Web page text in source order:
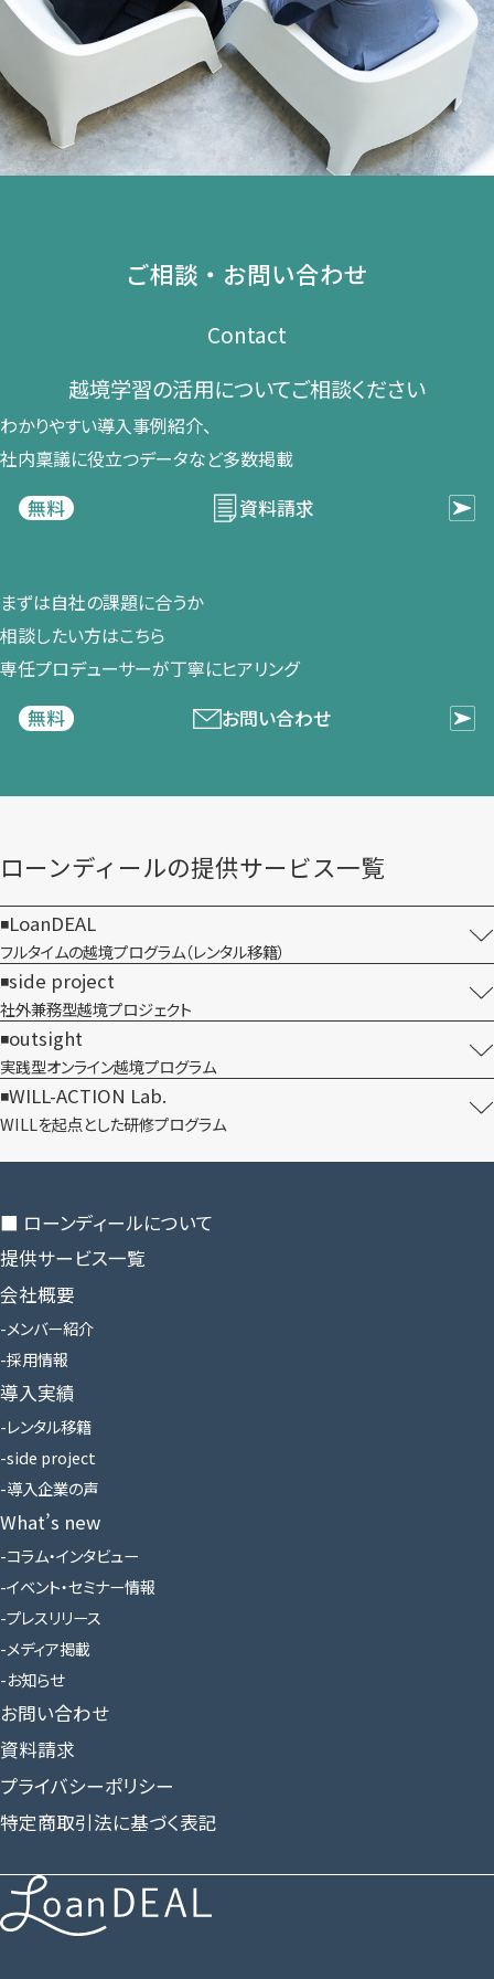
ご相談・お問い合わせ
Contact
越境学習の​活用に​ついて​ご相談ください​
わかりやすい導入事例紹介、​
社内稟議に​役立つデータなど​多数掲載
無料
資料請求
まずは​自社の​課題に​合うか​
相談したい方は​こちら
専任プロデューサーが​丁寧に​ヒアリング
無料
お問い合わせ
ローンディールの​提供サービス一覧
LoanDEAL
フルタイムの越境プログラム​（レンタル移籍）
side project
社外兼務型​越境プロジェクト
outsight
実践型オンライン​越境プログラム
WILL-ACTION Lab.
WILLを​起点とした​研修プログラム
■ ローンディールに​ついて
提供サービス一覧
会社概要
メンバー紹介
採用情報
導入実績
レンタル移籍
side project
導入企業の声
What’s new
コラム・インタビュー
イベント・セミナー情報
プレスリリース
メディア掲載
お知らせ
お問い合わせ
資料請求
プライバシーポリシー
特定商取引法に基づく表記